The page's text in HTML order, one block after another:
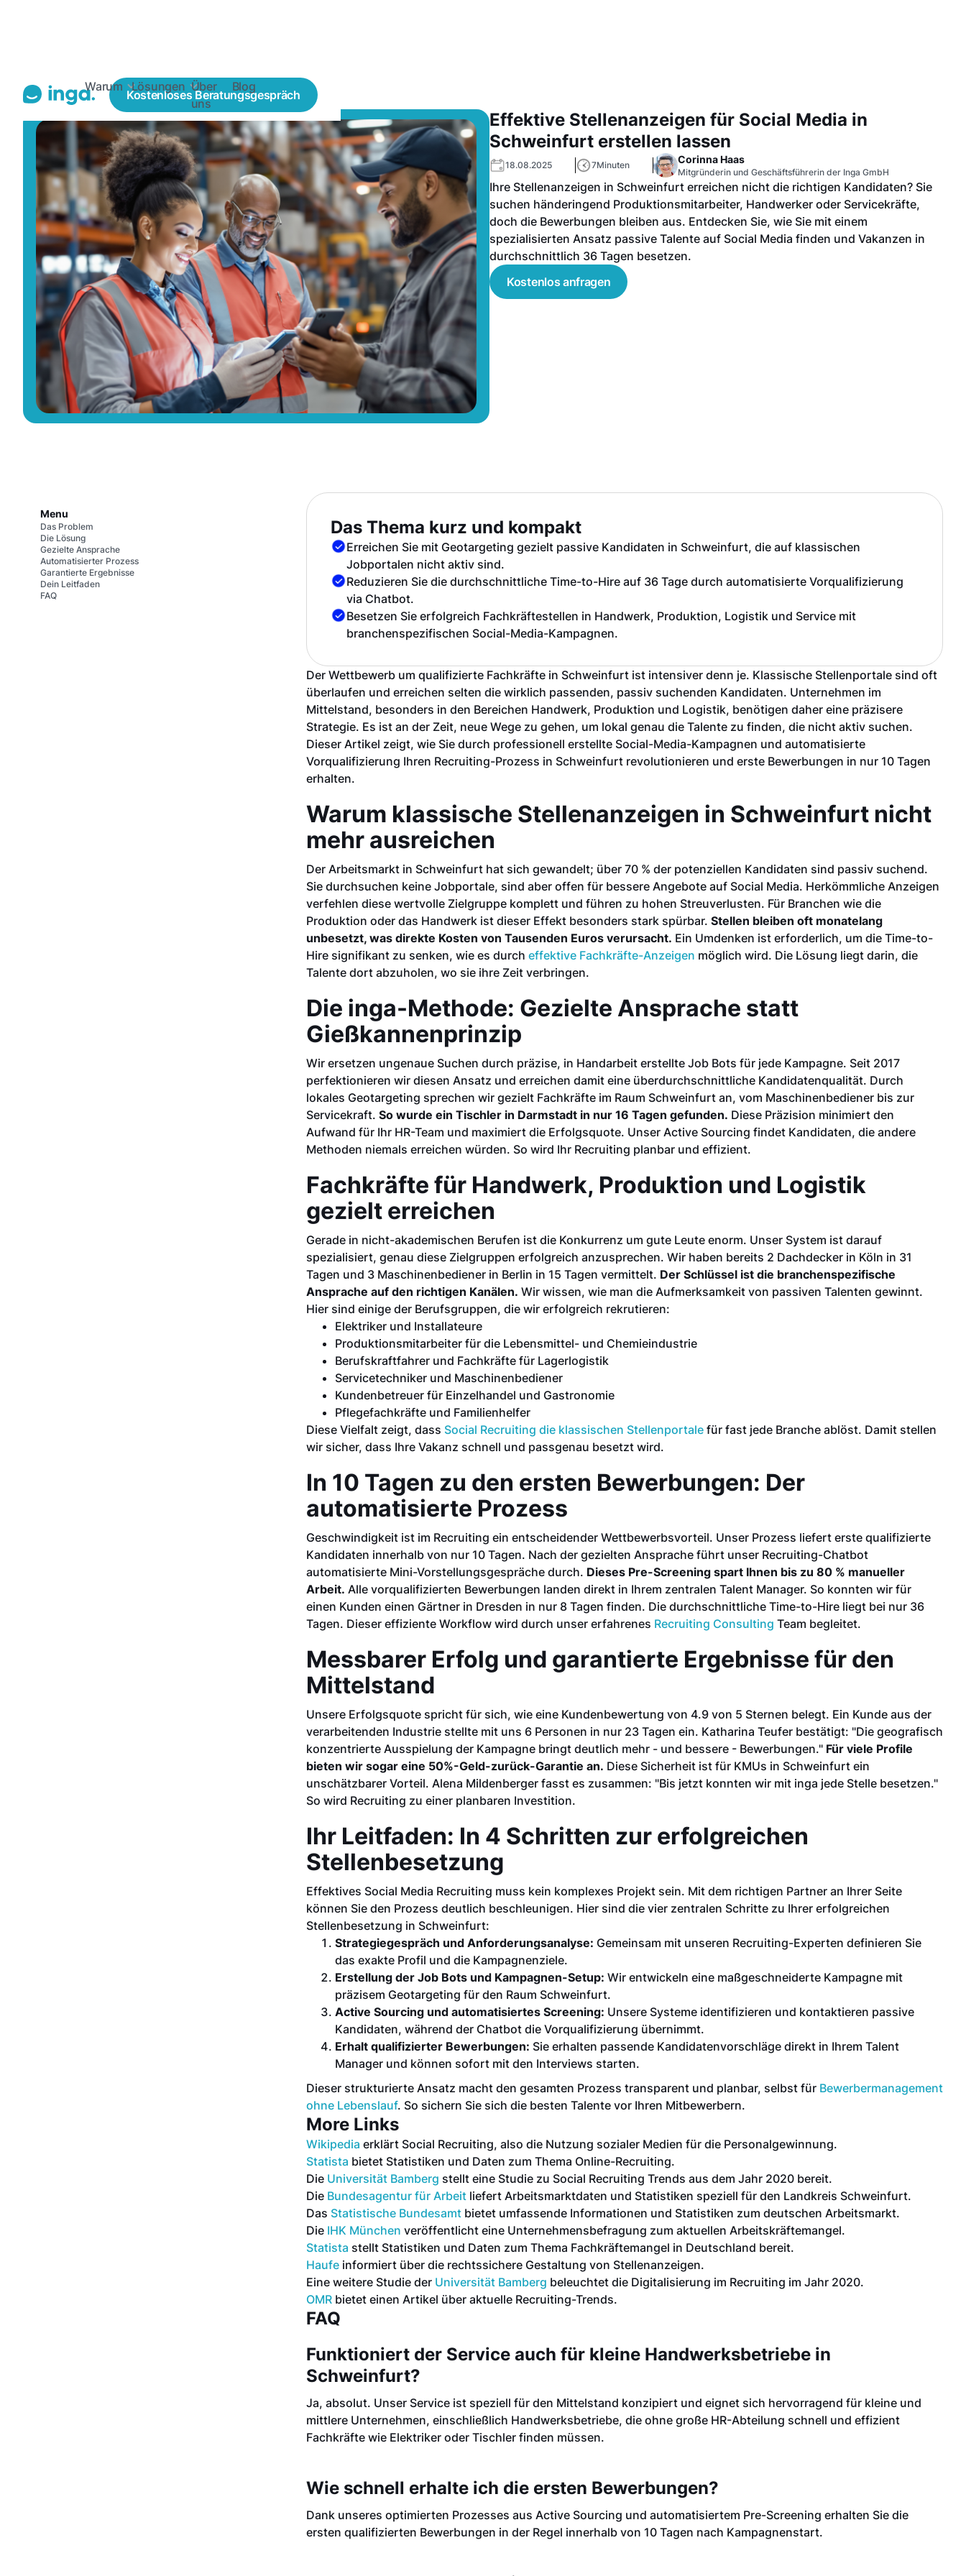
Warum Lösungen Über
uns
Blog
KostenlosesBeratungsgespräch
Recruiting Lösungen Social Recruiting
Effektive Stellenanzeigen für Social Media in
Schweinfurt erstellen lassen
18.08.2025 7Minuten Corinna Haas
Mitgründerin und Geschäftsführerin der Inga GmbH
Ihre Stellenanzeigen in Schweinfurt erreichen nicht die richtigen Kandidaten? Sie
suchen händeringend Produktionsmitarbeiter, Handwerker oder Servicekräfte,
doch die Bewerbungen bleiben aus. Entdecken Sie, wie Sie mit einem
spezialisierten Ansatz passive Talente auf Social Media finden und Vakanzen in
durchschnittlich 36 Tagen besetzen.
Kostenlos anfragen
Menu
Das Problem
Die Lösung
Gezielte Ansprache
Automatisierter Prozess
Garantierte Ergebnisse
Dein Leitfaden
FAQ
Das Thema kurz und kompakt
Erreichen Sie mit Geotargeting gezielt passive Kandidaten in Schweinfurt, die auf klassischen
Jobportalen nicht aktiv sind.
Reduzieren Sie die durchschnittliche Time-to-Hire auf 36 Tage durch automatisierte Vorqualifizierung
via Chatbot.
Besetzen Sie erfolgreich Fachkräftestellen in Handwerk, Produktion, Logistik und Service mit
branchenspezifischen Social-Media-Kampagnen.
Der Wettbewerb um qualifizierte Fachkräfte in Schweinfurt ist intensiver denn je. Klassische Stellenportale sind oft
überlaufen und erreichen selten die wirklich passenden, passiv suchenden Kandidaten. Unternehmen im
Mittelstand, besonders in den Bereichen Handwerk, Produktion und Logistik, benötigen daher eine präzisere
Strategie. Es ist an der Zeit, neue Wege zu gehen, um lokal genau die Talente zu finden, die nicht aktiv suchen.
Dieser Artikel zeigt, wie Sie durch professionell erstellte Social-Media-Kampagnen und automatisierte
Vorqualifizierung Ihren Recruiting-Prozess in Schweinfurt revolutionieren und erste Bewerbungen in nur 10 Tagen
erhalten.
Warum klassische Stellenanzeigen in Schweinfurt nicht
mehr ausreichen
Der Arbeitsmarkt in Schweinfurt hat sich gewandelt; über 70 % der potenziellen Kandidaten sind passiv suchend.
Sie durchsuchen keine Jobportale, sind aber offen für bessere Angebote auf Social Media. Herkömmliche Anzeigen
verfehlen diese wertvolle Zielgruppe komplett und führen zu hohen Streuverlusten. Für Branchen wie die
Produktion oder das Handwerk ist dieser Effekt besonders stark spürbar. Stellen bleiben oft monatelang
unbesetzt, was direkte Kosten von Tausenden Euros verursacht. Ein Umdenken ist erforderlich, um die Time-to-
Hire signifikant zu senken, wie es durch effektive Fachkräfte-Anzeigen möglich wird. Die Lösung liegt darin, die
Talente dort abzuholen, wo sie ihre Zeit verbringen.
Die inga-Methode: Gezielte Ansprache statt
Gießkannenprinzip
Wir ersetzen ungenaue Suchen durch präzise, in Handarbeit erstellte Job Bots für jede Kampagne. Seit 2017
perfektionieren wir diesen Ansatz und erreichen damit eine überdurchschnittliche Kandidatenqualität. Durch
lokales Geotargeting sprechen wir gezielt Fachkräfte im Raum Schweinfurt an, vom Maschinenbediener bis zur
Servicekraft. So wurde ein Tischler in Darmstadt in nur 16 Tagen gefunden. Diese Präzision minimiert den
Aufwand für Ihr HR-Team und maximiert die Erfolgsquote. Unser Active Sourcing findet Kandidaten, die andere
Methoden niemals erreichen würden. So wird Ihr Recruiting planbar und effizient.
Fachkräfte für Handwerk, Produktion und Logistik
gezielt erreichen
Gerade in nicht-akademischen Berufen ist die Konkurrenz um gute Leute enorm. Unser System ist darauf
spezialisiert, genau diese Zielgruppen erfolgreich anzusprechen. Wir haben bereits 2 Dachdecker in Köln in 31
Tagen und 3 Maschinenbediener in Berlin in 15 Tagen vermittelt. Der Schlüssel ist die branchenspezifische
Ansprache auf den richtigen Kanälen. Wir wissen, wie man die Aufmerksamkeit von passiven Talenten gewinnt.
Hier sind einige der Berufsgruppen, die wir erfolgreich rekrutieren:
Elektriker und Installateure
Produktionsmitarbeiter für die Lebensmittel- und Chemieindustrie
Berufskraftfahrer und Fachkräfte für Lagerlogistik
Servicetechniker und Maschinenbediener
Kundenbetreuer für Einzelhandel und Gastronomie
Pflegefachkräfte und Familienhelfer
Diese Vielfalt zeigt, dass Social Recruiting die klassischen Stellenportalefür fast jede Branche ablöst. Damit stellen
wir sicher, dass Ihre Vakanz schnell und passgenau besetzt wird.
In 10 Tagen zu den ersten Bewerbungen: Der
automatisierte Prozess
Geschwindigkeit ist im Recruiting ein entscheidender Wettbewerbsvorteil. Unser Prozess liefert erste qualifizierte
Kandidaten innerhalb von nur 10 Tagen. Nach der gezielten Ansprache führt unser Recruiting-Chatbot
automatisierte Mini-Vorstellungsgespräche durch. Dieses Pre-Screening spart Ihnen bis zu 80 % manueller
Arbeit. Alle vorqualifizierten Bewerbungen landen direkt in Ihrem zentralen Talent Manager. So konnten wir für
einen Kunden einen Gärtner in Dresden in nur 8 Tagen finden. Die durchschnittliche Time-to-Hire liegt bei nur 36
Tagen. Dieser effiziente Workflow wird durch unser erfahrenes Recruiting Consulting Team begleitet.
Messbarer Erfolg und garantierte Ergebnisse für den
Mittelstand
Unsere Erfolgsquote spricht für sich, wie eine Kundenbewertung von 4.9 von 5 Sternen belegt. Ein Kunde aus der
verarbeitenden Industrie stellte mit uns 6 Personen in nur 23 Tagen ein. Katharina Teufer bestätigt: "Die geografisch
konzentrierte Ausspielung der Kampagne bringt deutlich mehr - und bessere - Bewerbungen." Für viele Profile
bieten wir sogar eine 50%-Geld-zurück-Garantie an. Diese Sicherheit ist für KMUs in Schweinfurt ein
unschätzbarer Vorteil. Alena Mildenberger fasst es zusammen: "Bis jetzt konnten wir mit inga jede Stelle besetzen."
So wird Recruiting zu einer planbaren Investition.
Ihr Leitfaden: In 4 Schritten zur erfolgreichen
Stellenbesetzung
Effektives Social Media Recruiting muss kein komplexes Projekt sein. Mit dem richtigen Partner an Ihrer Seite
können Sie den Prozess deutlich beschleunigen. Hier sind die vier zentralen Schritte zu Ihrer erfolgreichen
Stellenbesetzung in Schweinfurt:
Strategiegespräch und Anforderungsanalyse: Gemeinsam mit unseren Recruiting-Experten definieren Sie
das exakte Profil und die Kampagnenziele.
Erstellung der Job Bots und Kampagnen-Setup: Wir entwickeln eine maßgeschneiderte Kampagne mit
präzisem Geotargeting für den Raum Schweinfurt.
Active Sourcing und automatisiertes Screening: Unsere Systeme identifizieren und kontaktieren passive
Kandidaten, während der Chatbot die Vorqualifizierung übernimmt.
Erhalt qualifizierter Bewerbungen: Sie erhalten passende Kandidatenvorschläge direkt in Ihrem Talent
Manager und können sofort mit den Interviews starten.
Dieser strukturierte Ansatz macht den gesamten Prozess transparent und planbar, selbst für Bewerbermanagement
ohne Lebenslauf. So sichern Sie sich die besten Talente vor Ihren Mitbewerbern.
More Links
Wikipedia erklärt Social Recruiting, also die Nutzung sozialer Medien für die Personalgewinnung.
Statista bietet Statistiken und Daten zum Thema Online-Recruiting.
Die Universität Bamberg stellt eine Studie zu Social Recruiting Trends aus dem Jahr 2020 bereit.
Die Bundesagentur für Arbeitliefert Arbeitsmarktdaten und Statistiken speziell für den Landkreis Schweinfurt.
Das Statistische Bundesamtbietet umfassende Informationen und Statistiken zum deutschen Arbeitsmarkt.
Die IHK München veröffentlicht eine Unternehmensbefragung zum aktuellen Arbeitskräftemangel.
Statista stellt Statistiken und Daten zum Thema Fachkräftemangel in Deutschland bereit.
Haufeinformiert über die rechtssichere Gestaltung von Stellenanzeigen.
Eine weitere Studie der Universität Bamberg beleuchtet die Digitalisierung im Recruiting im Jahr 2020.
OMRbietet einen Artikel über aktuelle Recruiting-Trends.
FAQ
Funktioniert der Service auch für kleine Handwerksbetriebe in
Schweinfurt?
Ja, absolut. Unser Service ist speziell für den Mittelstand konzipiert und eignet sich hervorragend für kleine und
mittlere Unternehmen, einschließlich Handwerksbetriebe, die ohne große HR-Abteilung schnell und effizient
Fachkräfte wie Elektriker oder Tischler finden müssen.
Wie schnell erhalte ich die ersten Bewerbungen?
Dank unseres optimierten Prozesses aus Active Sourcing und automatisiertem Pre-Screening erhalten Sie die
ersten qualifizierten Bewerbungen in der Regel innerhalb von 10 Tagen nach Kampagnenstart.